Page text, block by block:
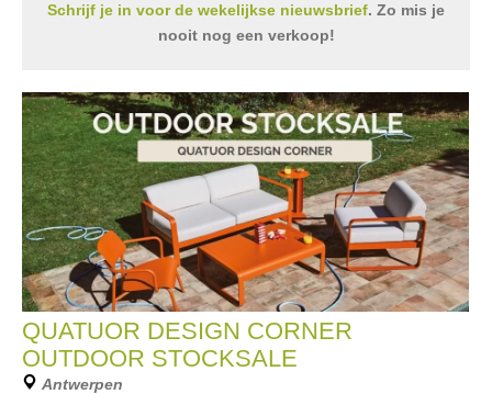
Schrijf je in voor de wekelijkse nieuwsbrief. Zo mis je
nooit nog een verkoop!
QUATUOR DESIGN CORNER
OUTDOOR STOCKSALE
Antwerpen